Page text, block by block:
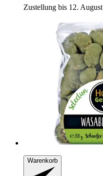
Zustellung bis 12. August
Warenkorb